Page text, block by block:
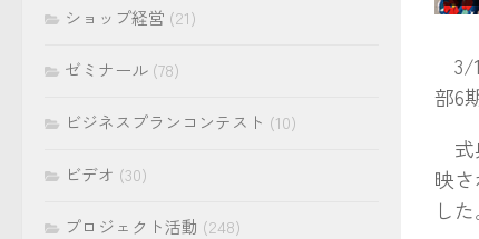
3/
部6
式
映
した
ショップ経営 (21)
ゼミナール (78)
ビジネスプランコンテスト (10)
ビデオ (30)
プロジェクト活動 (248)